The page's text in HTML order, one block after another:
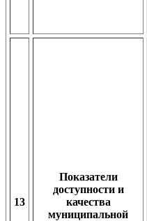
13
Показатели
доступности и
качества
муниципальной